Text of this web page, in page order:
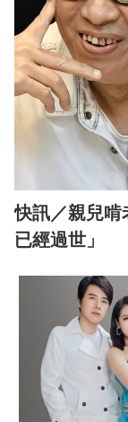
快訊／親兒啃
已經過世」